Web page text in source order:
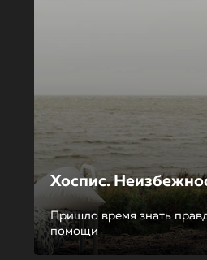
Хоспис.
Пришло время знать
помощи